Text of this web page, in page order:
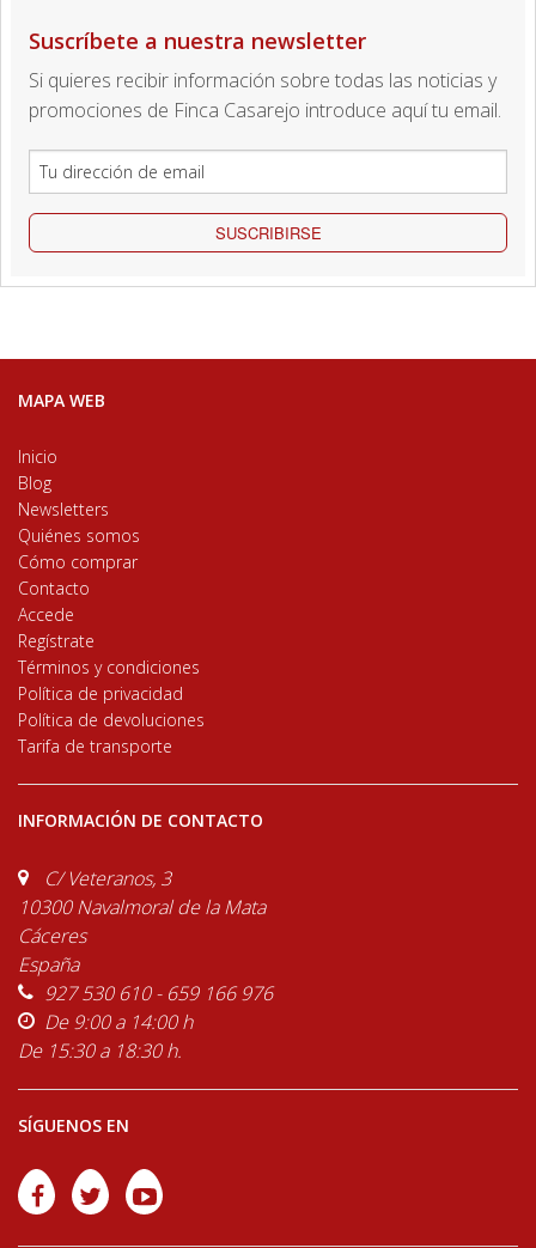
Suscríbete a nuestra newsletter
Si quieres recibir información sobre todas las noticias y
promociones de Finca Casarejo introduce aquí tu email.
SUSCRIBIRSE
MAPA WEB
Inicio
Blog
Newsletters
Quiénes somos
Cómo comprar
Contacto
Accede
Regístrate
Términos y condiciones
Política de privacidad
Política de devoluciones
Tarifa de transporte
INFORMACIÓN DE CONTACTO
C/ Veteranos, 3
10300 Navalmoral de la Mata
Cáceres
España
927 530 610 - 659 166 976
De 9:00 a 14:00 h
De 15:30 a 18:30 h.
SÍGUENOS EN